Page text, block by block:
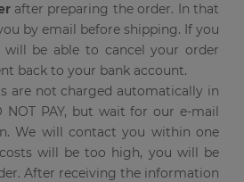
after preparing the order. In that
by email before shipping. If you
be able to cancel your order
back to your bank account.
are not charged automatically in
NOT PAY, but wait for our e-mail
We will contact you within one
will be too high, you will be
After receiving the information